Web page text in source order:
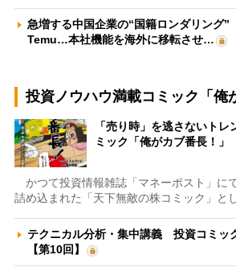
急増する中国企業の“国籍ロンダリング
Temu…本社機能を海外に移転させ…
投資ノウハウ満載コミック「俺
「売り時」を逃さないト
ミック「俺がカブ番長！」
かつて投資情報雑誌「マネーポスト」に
詰め込まれた「天下無敵の株コミック」と
テクニカル分析・集中講義 投資コミッ
【第10回】